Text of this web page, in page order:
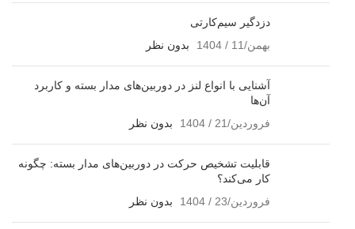
دزدگیر سیم‌کارتی
بهمن/11 / 1404
بدون نظر
آشنایی با انواع لنز در دوربین‌های مدار بسته و کاربرد
آن‌ها
فروردین/21 / 1404
بدون نظر
قابلیت تشخیص حرکت در دوربین‌های مدار بسته: چگونه
کار می‌کند؟
فروردین/23 / 1404
بدون نظر